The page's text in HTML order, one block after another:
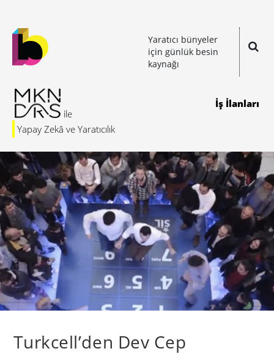
Yaratıcı bünyeler
için günlük besin
kaynağı
Yapay Zekâ ve Yaratıcılık
İş İlanları
Turkcell’den Dev Cep